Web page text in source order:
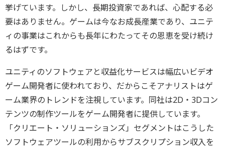
挙げています。しかし、長期投資家であれば、心配する必
要はありません。ゲームは今なお成長産業であり、ユニテ
ィの事業はこれからも長年にわたってその恩恵を受け続け
るはずです。
ユニティのソフトウェアと収益化サービスは幅広いビデオ
ゲーム開発者に使われており、だからこそアナリストはゲ
ーム業界のトレンドを注視しています。同社は2D・3Dコン
テンツの制作ツールをゲーム開発者に提供しています。
「クリエート・ソリューションズ」セグメントはこうした
ソフトウェアツールの利用からサブスクリプション収入を